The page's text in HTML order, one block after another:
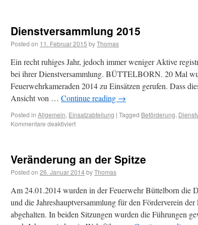
Dienstversammlung 2015
Posted on 11. Februar 2015 byThomas
Ein recht ruhiges Jahr, jedoch immer weniger Aktive
bei ihrer Dienstversammlung. BÜTTELBORN. 20 Mal
Feuerwehrkameraden 2014 zu Einsätzen gerufen. Dass
Ansicht von … Continue reading →
Posted in Allgemein, Einsatzabteilung | Tagged Beförderung,
Kommentare deaktiviert
Veränderung an der Spitze
Posted on 26. Januar 2014byThomas
Am 24.01.2014 wurden in der Feuerwehr Büttelborn die
und die Jahreshauptversammlung für den Förderverein
abgehalten. In beiden Sitzungen wurden die Führungen